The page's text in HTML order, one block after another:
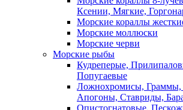
Ксении, Мягкие,
Морские кораллы
Морские моллюски
Морские черви
Морские рыбы
Кудреперые,
Попугаевые
Ложнохромисы, Граммы,
Апогоны, Ставриды,
Опистогнатовые,